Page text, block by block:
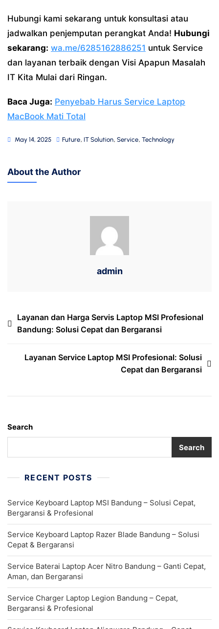
Hubungi kami sekarang untuk konsultasi atau
jadwalkan penjemputan perangkat Anda! Hubungi
sekarang: wa.me/6285162886251 untuk Service
dan layanan terbaik dengan Visi Apapun Masalah
IT Kita Mulai dari Ringan.
Baca Juga: Penyebab Harus Service Laptop
MacBook Mati Total
May 14, 2025 Future, IT Solution, Service, Technology
About the Author
admin
Post
navigation
Layanan dan Harga Servis Laptop MSI Profesional
Bandung: Solusi Cepat dan Bergaransi
Layanan Service Laptop MSI Profesional: Solusi
Cepat dan Bergaransi
Search
Search
RECENT POSTS
Service Keyboard Laptop MSI Bandung – Solusi Cepat,
Bergaransi & Profesional
Service Keyboard Laptop Razer Blade Bandung – Solusi
Cepat & Bergaransi
Service Baterai Laptop Acer Nitro Bandung – Ganti Cepat,
Aman, dan Bergaransi
Service Charger Laptop Legion Bandung – Cepat,
Bergaransi & Profesional